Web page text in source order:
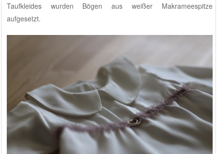
Taufkleides wurden Bögen aus weißer Makrameespitze
aufgesetzt.